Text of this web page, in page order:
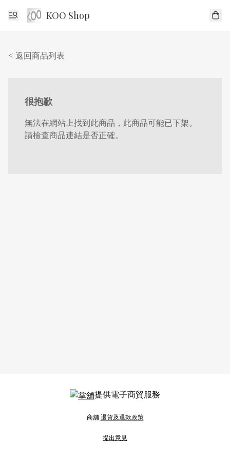
KOO Shop
< 返回商品列表
很抱歉
無法在網站上找到此商品，此商品可能已下架。
請檢查商品連結是否正確。
提供電子商貿服務
商舖退貨及退款政策
提出意見